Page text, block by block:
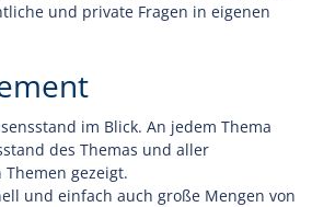
und private Fragen in eigenen
im Blick. An jedem Thema
des Themas und aller
gezeigt.
und einfach auch große Mengen von